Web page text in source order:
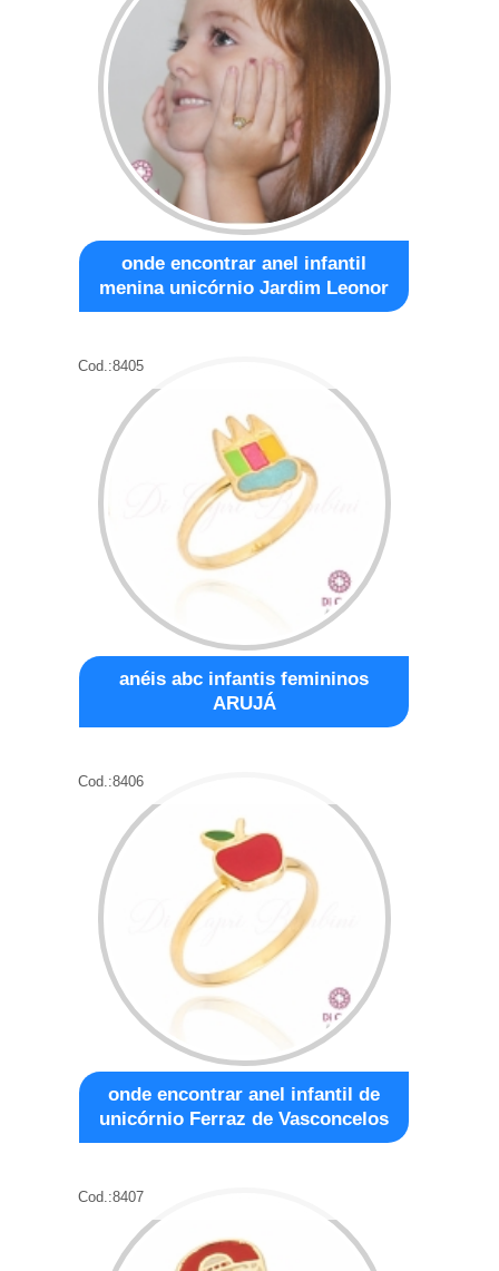
onde encontrar anel infantil
menina unicórnio Jardim Leonor
Cod.:8405
anéis abc infantis femininos
ARUJÁ
Cod.:8406
onde encontrar anel infantil de
unicórnio Ferraz de Vasconcelos
Cod.:8407